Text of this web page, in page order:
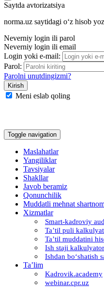
Saytda avtorizatsiya
norma.uz saytidagi oʻz hisob
Neverniy login ili parol
Neverniy login ili email
Login yoki e-mail:
Parol:
Parolni unutdingizmi?
Meni eslab qoling
Toggle navigation
Maslahatlar
Yangiliklar
Tavsiyalar
Shakllar
Javob beramiz
Qonunchilik
Muddatli mehnat
Xizmatlar
Smart-kadroviy
Ta’til puli
Ta’til muddatini
Ish staji
Ishdan boʻshatish
Ta’lim
Kadrovik.academy
webinar.cpr.uz